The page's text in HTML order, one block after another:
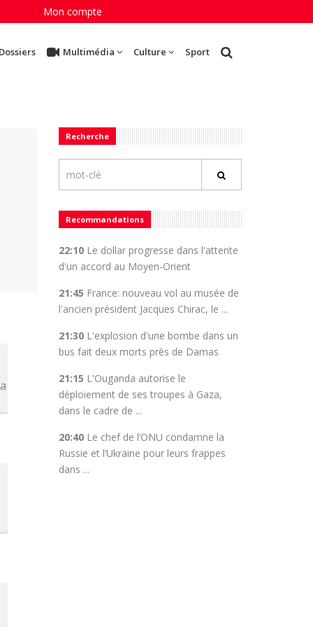
Mon compte
Multimédia Culture Sport
Recherche
Recommandations
22:10Le dollar progresse dans l'attente
d'un accord au Moyen-Orient
21:45 France: nouveau vol au musée de
l'ancien président Jacques Chirac, le ...
21:30L'explosion d'une bombe dans un
bus fait deux morts près de Damas
21:15 L'Ouganda autorise le
déploiement de ses troupes à Gaza,
dans le cadre de ...
20:40Le chef de l’ONU condamne la
Russie et l’Ukraine pour leurs frappes
dans ...